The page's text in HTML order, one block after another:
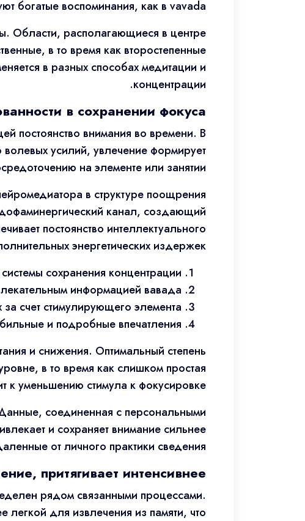
богатые воспоминания, как в vavada.
Области, располагающиеся в центре
в то время как второстепенные
в разных способах медитации и
концентрации.
в сохранении фокуса
постоянство внимания во времени. В
усилий, увлечение формирует
на элементе или занятии.
в структуре поощрения
дофаминергический канал, создающий
постоянство интеллектуального
энергетических издержек.
сохранения концентрации
информацией вавада
счет стимулирующего элемента
и подробные впечатления
и снижения. Оптимальный степень
в то время как слишком простая
к уменьшению стимула к фокусировке.
соединенная с персональными
и сохраняет внимание сильнее
от личного практики сведения.
притягивает интенсивнее
рядом связанными процессами.
легкой для извлечения из памяти, что